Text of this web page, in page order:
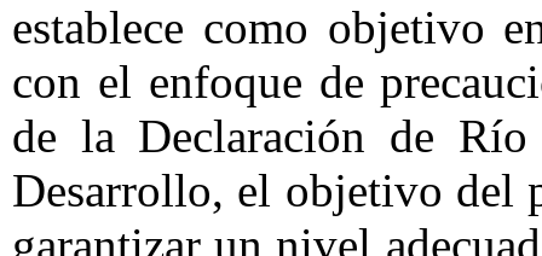
establece como objetivo
con el enfoque de
de la Declaración de
Desarrollo, el objetivo del
garantizar un nivel